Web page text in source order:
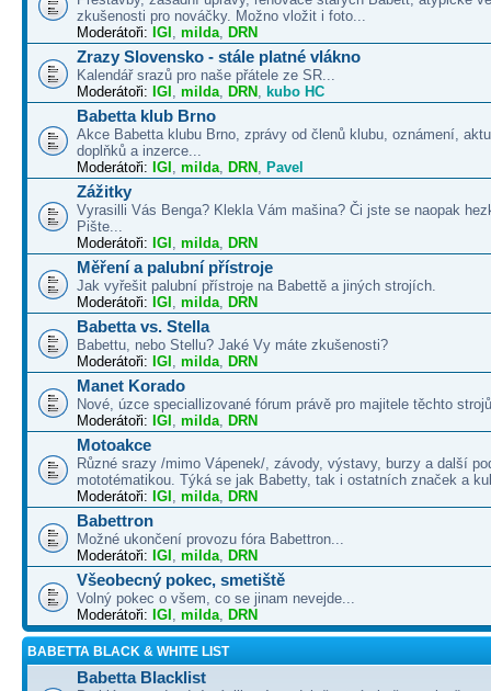
zkušenosti pro nováčky. Možno vložit i foto...
Moderátoři: IGI , milda, DRN
Zrazy Slovensko - stále platné vlákno
Kalendář srazů pro naše přátele ze SR...
Moderátoři: IGI , milda, DRN , kubo HC
Babetta klub Brno
Akce Babetta klubu Brno, zprávy od členů klubu, oznámení,
doplňků a inzerce...
Moderátoři: IGI , milda, DRN , Pavel
Zážitky
Vyrasilli Vás Benga? Klekla Vám mašina? Či jste se naopak
Pište...
Moderátoři: IGI , milda, DRN
Měření a palubní přístroje
Jak vyřešit palubní přístroje na Babettě a jiných strojích.
Moderátoři: IGI , milda, DRN
Babetta vs. Stella
Babettu, nebo Stellu? Jaké Vy máte zkušenosti?
Moderátoři: IGI , milda, DRN
Manet Korado
Nové, úzce speciallizované fórum právě pro majitele těchto
Moderátoři: IGI , milda, DRN
Motoakce
Různé srazy /mimo Vápenek/, závody, výstavy, burzy a další
mototématikou. Týká se jak Babetty, tak i ostatních značek a
Moderátoři: IGI , milda, DRN
Babettron
Možné ukončení provozu fóra Babettron...
Moderátoři: IGI , milda, DRN
Všeobecný pokec, smetiště
Volný pokec o všem, co se jinam nevejde...
Moderátoři: IGI , milda, DRN
BABETTA BLACK & WHITE LIST
Babetta Blacklist